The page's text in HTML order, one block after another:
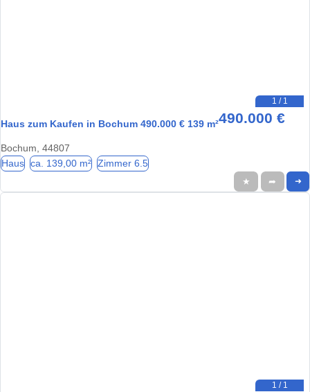
1 / 1
Haus zum Kaufen in Bochum 490.000 € 139 m²490.000 €
Bochum, 44807
Haus ca. 139,00 m² Zimmer 6.5
★ ➦ ➜
1 / 1